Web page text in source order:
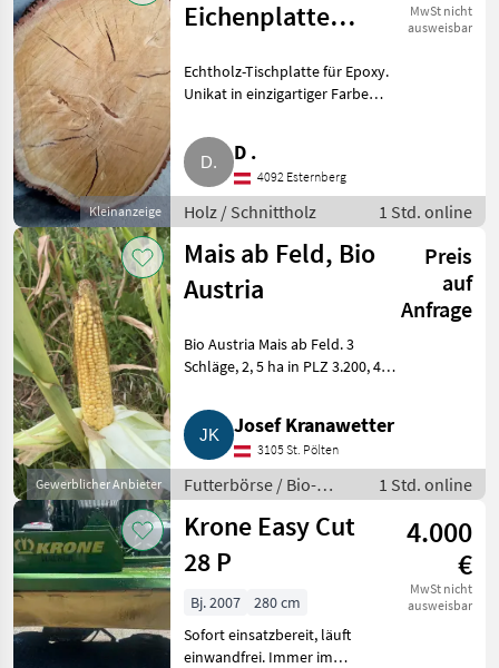
Motorkarren
Kleinanzeige
Eichenplatte
MwSt nicht
ausweisbar
Echtholz-Tischplatte für Epoxy.
Unikat in einzigartiger Farbe
mit drei Jahrringen. Größe 110 x
90 cm. Stärke 90 mm. Für
Couchtisch, Coffe
D .
4092 Esternberg
Holz / Schnittholz 1 Std. online
Gewerblicher Anbieter
Mais ab Feld, Bio
Austria
Preis
auf
Anfrage
Bio Austria Mais ab Feld. 3
Schläge, 2, 5 ha in PLZ 3.200, 4
Preisvereinbarung am Feld.
Futterbörse Bio-Futterbörse
Josef Kranawetter
3105 St. Pölten
Futterbörse / Bio-
Futterbörse
1 Std. online
Krone Easy Cut
28 P
4.000
€
MwSt nicht
ausweisbar
Bj. 2007
280 cm
Sofort einsatzbereit, läuft
einwandfrei. Immer im